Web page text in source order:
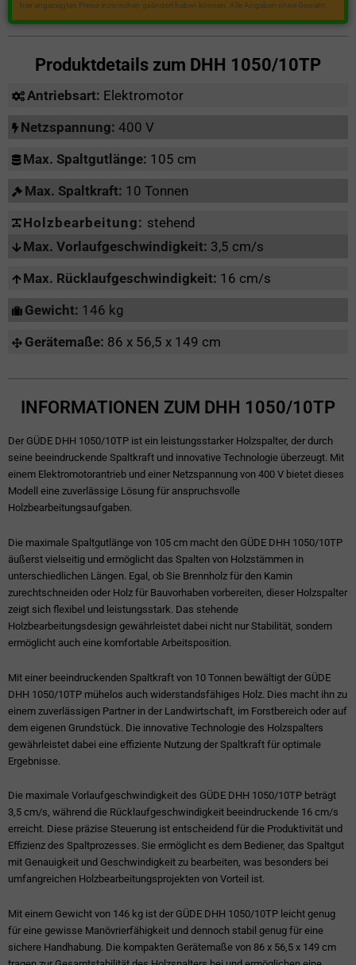
hier angezeigten Preise inzwischen geändert haben können. Alle Angaben ohne Gewähr.
Produktdetails zum DHH 1050/10TP
Antriebsart: Elektromotor
Netzspannung: 400 V
Max. Spaltgutlänge: 105 cm
Max. Spaltkraft: 10 Tonnen
Holzbearbeitung: stehend
Max. Vorlaufgeschwindigkeit: 3,5 cm/s
Max. Rücklaufgeschwindigkeit: 16 cm/s
Gewicht: 146 kg
Gerätemaße: 86 x 56,5 x 149 cm
INFORMATIONEN ZUM DHH 1050/10TP
Der GÜDE DHH 1050/10TP ist ein leistungsstarker Holzspalter, der durch
seine beeindruckende Spaltkraft und innovative Technologie überzeugt. Mit
einem Elektromotorantrieb und einer Netzspannung von 400 V bietet dieses
Modell eine zuverlässige Lösung für anspruchsvolle
Holzbearbeitungsaufgaben.
Die maximale Spaltgutlänge von 105 cm macht den GÜDE DHH 1050/10TP
äußerst vielseitig und ermöglicht das Spalten von Holzstämmen in
unterschiedlichen Längen. Egal, ob Sie Brennholz für den Kamin
zurechtschneiden oder Holz für Bauvorhaben vorbereiten, dieser Holzspalter
zeigt sich flexibel und leistungsstark. Das stehende
Holzbearbeitungsdesign gewährleistet dabei nicht nur Stabilität, sondern
ermöglicht auch eine komfortable Arbeitsposition.
Mit einer beeindruckenden Spaltkraft von 10 Tonnen bewältigt der GÜDE
DHH 1050/10TP mühelos auch widerstandsfähiges Holz. Dies macht ihn zu
einem zuverlässigen Partner in der Landwirtschaft, im Forstbereich oder auf
dem eigenen Grundstück. Die innovative Technologie des Holzspalters
gewährleistet dabei eine effiziente Nutzung der Spaltkraft für optimale
Ergebnisse.
Die maximale Vorlaufgeschwindigkeit des GÜDE DHH 1050/10TP beträgt
3,5 cm/s, während die Rücklaufgeschwindigkeit beeindruckende 16 cm/s
erreicht. Diese präzise Steuerung ist entscheidend für die Produktivität und
Effizienz des Spaltprozesses. Sie ermöglicht es dem Bediener, das Spaltgut
mit Genauigkeit und Geschwindigkeit zu bearbeiten, was besonders bei
umfangreichen Holzbearbeitungsprojekten von Vorteil ist.
Mit einem Gewicht von 146 kg ist der GÜDE DHH 1050/10TP leicht genug
für eine gewisse Manövrierfähigkeit und dennoch stabil genug für eine
sichere Handhabung. Die kompakten Gerätemaße von 86 x 56,5 x 149 cm